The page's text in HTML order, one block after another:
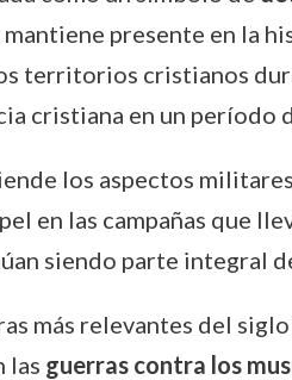
presente en la
territorios cristianos
cristiana en un período
los aspectos
en las campañas que
siendo parte integral
más relevantes del
las guerras contra los